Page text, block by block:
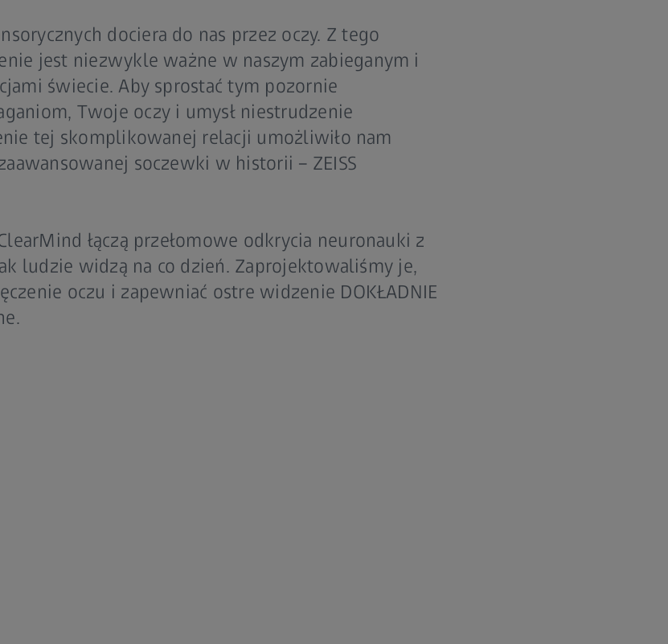
dociera do nas przez oczy. Z tego
jest niezwykle ważne w naszym zabieganym i
świecie. Aby sprostać tym pozornie
Twoje oczy i umysł niestrudzenie
tej skomplikowanej relacji umożliwiło nam
soczewki w historii – ZEISS
łączą przełomowe odkrycia neuronauki z
ludzie widzą na co dzień. Zaprojektowaliśmy je,
oczu i zapewniać ostre widzenie DOKŁADNIE